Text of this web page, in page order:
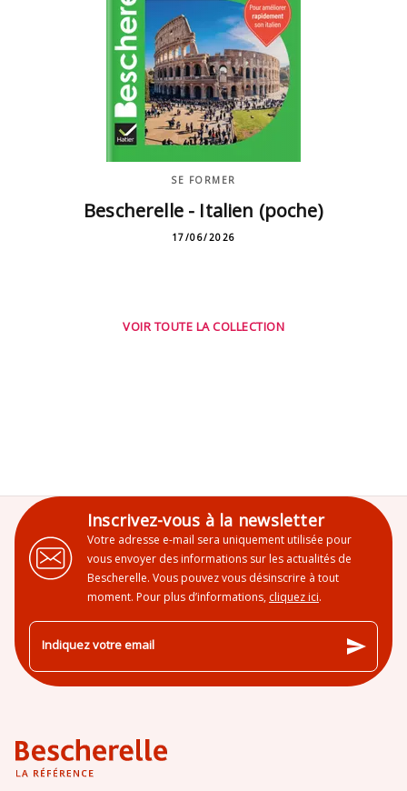
SE FORMER
Bescherelle - Italien (poche)
17/06/2026
VOIR TOUTE LA COLLECTION
Inscrivez-vous à la newsletter
Votre adresse e-mail sera uniquement utilisée pour
vous envoyer des informations sur les actualités de
Bescherelle. Vous pouvez vous désinscrire à tout
moment. Pour plus d’informations, cliquez ici.
Indiquez votre email send